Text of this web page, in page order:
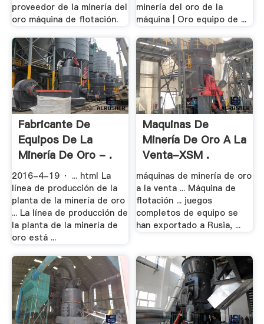
proveedor de la minería del
oro máquina de flotación.
minería del oro de la
máquina | Oro equipo de ...
Fabricante De
Equipos De La
Minería De Oro - .
2016-4-19 · ... html La
línea de producción de la
planta de la minería de oro
... La línea de producción de
la planta de la minería de
oro está ...
Maquinas De
Minería De Oro A La
Venta-XSM .
máquinas de minería de oro
a la venta ... Máquina de
flotación ... juegos
completos de equipo se
han exportado a Rusia, ...